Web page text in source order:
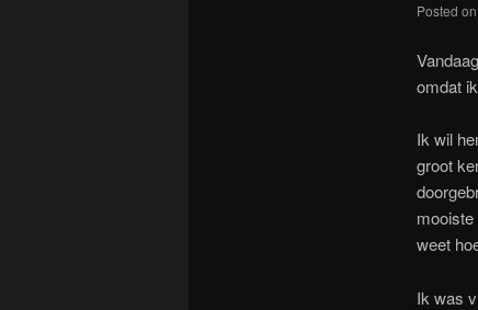
Posted on
omdat
Ik wil
groot
weet
Ik was